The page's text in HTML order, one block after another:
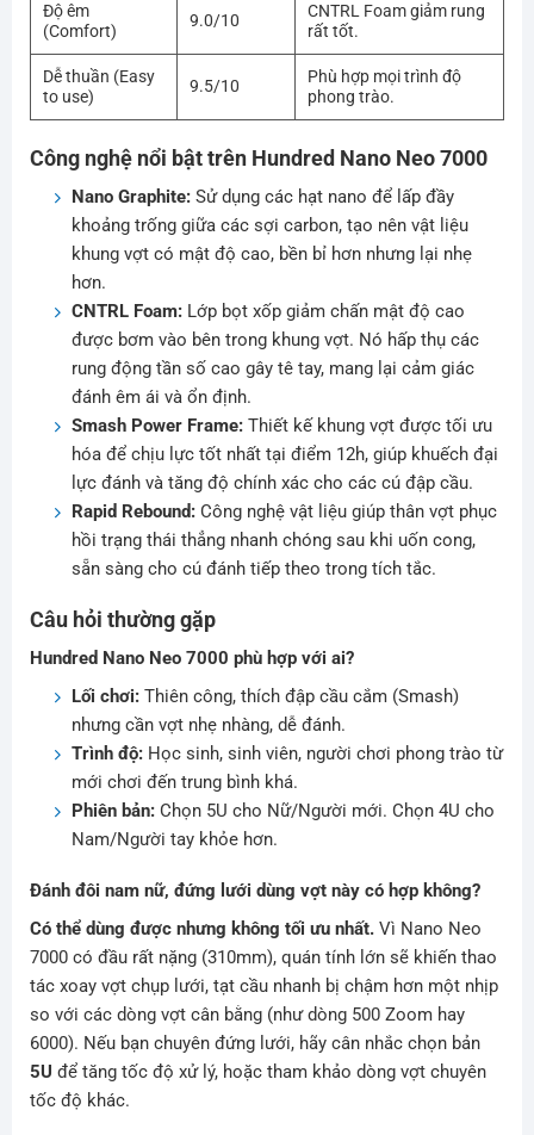
Độ êm
(Comfort)
9.0/10
CNTRL Foam giảm rung
rất tốt.
Dễ thuần (Easy
to use)
9.5/10
Phù hợp mọi trình độ
phong trào.
Công nghệ nổi bật trên Hundred Nano Neo 7000
Nano Graphite:Sử dụng các hạt nano để lấp đầy
khoảng trống giữa các sợi carbon, tạo nên vật liệu
khung vợt có mật độ cao, bền bỉ hơn nhưng lại nhẹ
hơn.
CNTRL Foam:Lớp bọt xốp giảm chấn mật độ cao
được bơm vào bên trong khung vợt. Nó hấp thụ các
rung động tần số cao gây tê tay, mang lại cảm giác
đánh êm ái và ổn định.
Smash Power Frame:Thiết kế khung vợt được tối ưu
hóa để chịu lực tốt nhất tại điểm 12h, giúp khuếch đại
lực đánh và tăng độ chính xác cho các cú đập cầu.
Rapid Rebound:Công nghệ vật liệu giúp thân vợt phục
hồi trạng thái thẳng nhanh chóng sau khi uốn cong,
sẵn sàng cho cú đánh tiếp theo trong tích tắc.
Câu hỏi thường gặp
Hundred Nano Neo 7000 phù hợp với ai?
Lối chơi:Thiên công, thích đập cầu cắm (Smash)
nhưng cần vợt nhẹ nhàng, dễ đánh.
Trình độ:Học sinh, sinh viên, người chơi phong trào từ
mới chơi đến trung bình khá.
Phiên bản:Chọn 5U cho Nữ/Người mới. Chọn 4U cho
Nam/Người tay khỏe hơn.
Đánh đôi nam nữ, đứng lưới dùng vợt này có hợp không?
Có thể dùng được nhưng không tối ưu nhất.Vì Nano Neo
7000 có đầu rất nặng (310mm), quán tính lớn sẽ khiến thao
tác xoay vợt chụp lưới, tạt cầu nhanh bị chậm hơn một nhịp
so với các dòng vợt cân bằng (như dòng 500 Zoom hay
6000). Nếu bạn chuyên đứng lưới, hãy cân nhắc chọn bản
5U để tăng tốc độ xử lý, hoặc tham khảo dòng vợt chuyên
tốc độ khác.